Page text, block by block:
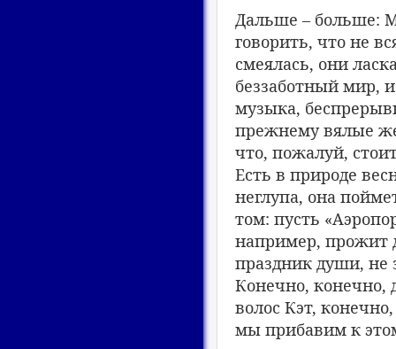
Дальше – больше:
говорить, что не
смеялась, они
беззаботный мир,
музыка,
прежнему вялые
что, пожалуй,
Есть в природе
неглупа, она
том: пусть
например, прожит
праздник души, не
Конечно, конечно,
волос Кэт,
мы прибавим к